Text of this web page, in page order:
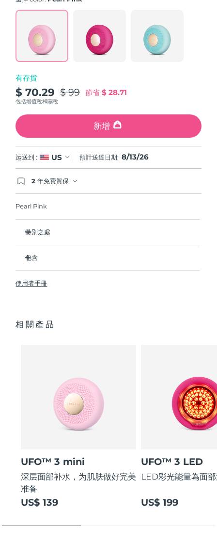
Read
Reviews.
Same
page
有存貨
$ 70.29 $ 99 節省$ 28.71
包括增值稅和關稅
新增
运送到 : US 預計送達日期: 8/13/26
2 年免費質保
Pearl Pink
特別之處
熱能科技幫助面膜中的成分深入肌膚。
全光譜LED彩光有助於肌膚煥發活力。
包含
USB 充電線
2年質保 (西班牙、葡萄牙、瑞典：3年質保)
使用者手冊
相關產品
UFO™ 3 mini
深层面部补水，为肌肤做好完美
准备
US$ 139
UFO™ 3 LED
LED彩光能量為面
US$ 199
斯洛伐克
斯洛維尼亞 預計送達日期
預計送達日期
南韓
西班牙
瑞典 8/12/26
瑞士 預計送達日期8/12/26
台灣 預計送達日期8/17/26
泰國 預計送達日期8/16/26
阿拉伯聯合大公國
英國
美國
越南